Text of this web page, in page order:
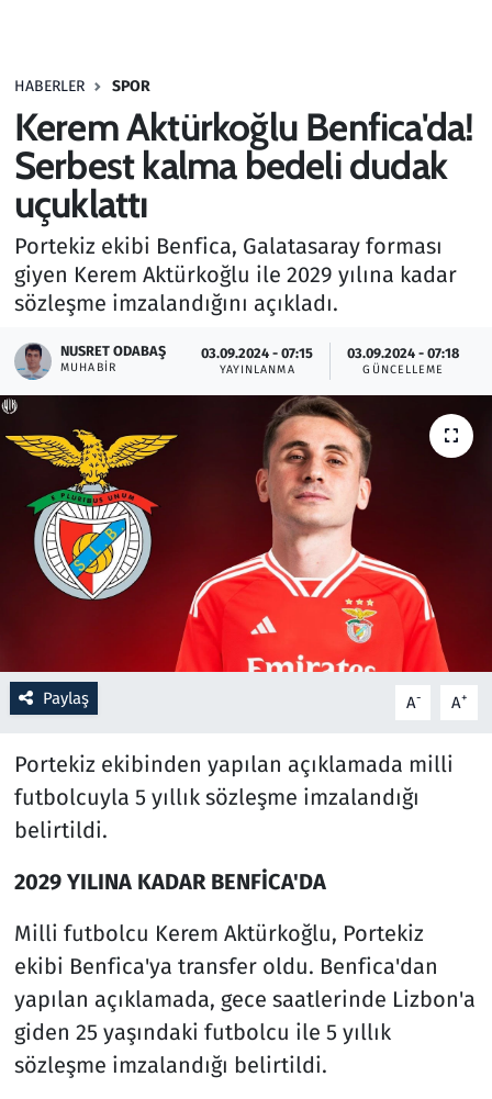
HABERLER SPOR
Kerem Aktürkoğlu Benfica'da!
Serbest kalma bedeli dudak
uçuklattı
Portekiz ekibi Benfica, Galatasaray forması
giyen Kerem Aktürkoğlu ile 2029 yılına kadar
sözleşme imzalandığını açıkladı.
NUSRET ODABAŞ
MUHABIR
03.09.2024 - 07:15
YAYINLANMA
03.09.2024 - 07:18
GÜNCELLEME
Paylaş A- A+
Portekiz ekibinden yapılan açıklamada milli
futbolcuyla 5 yıllık sözleşme imzalandığı
belirtildi.
2029 YILINA KADAR BENFİCA'DA
Milli futbolcu Kerem Aktürkoğlu, Portekiz
ekibi Benfica'ya transfer oldu. Benfica'dan
yapılan açıklamada, gece saatlerinde Lizbon'a
giden 25 yaşındaki futbolcu ile 5 yıllık
sözleşme imzalandığı belirtildi.
Haber
Kültür Sanat
Kurumsal Haberler
Lezzet Durağı
Memur ve Kamu
Otomobil
Oyun
Ramazan
Resmi İlanlar
Rüya Tabirleri
Savunma Sanayi
Seçim 2023
Spor
Teknoloji ve Bilim
Televizyon